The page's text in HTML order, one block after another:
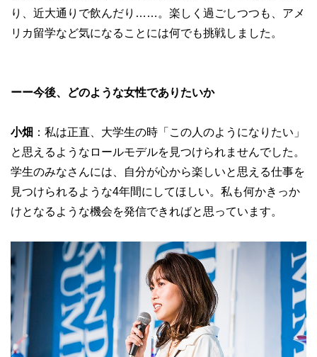
り、近大通りで飲んだり……。楽しく過ごしつつも、アメ
リカ留学など気になることには何でも挑戦しました。
ーー今後、どのような女性でありたいか
小畑 ：私は正直、大学生の時「この人のようになりたい」
と思えるようなロールモデルを見つけられませんでした。
学生のみなさんには、自分が心から楽しいと思える仕事を
見つけられるような4年間にしてほしい。私も何かきっか
けとなるような機会を発信できればと思っています。